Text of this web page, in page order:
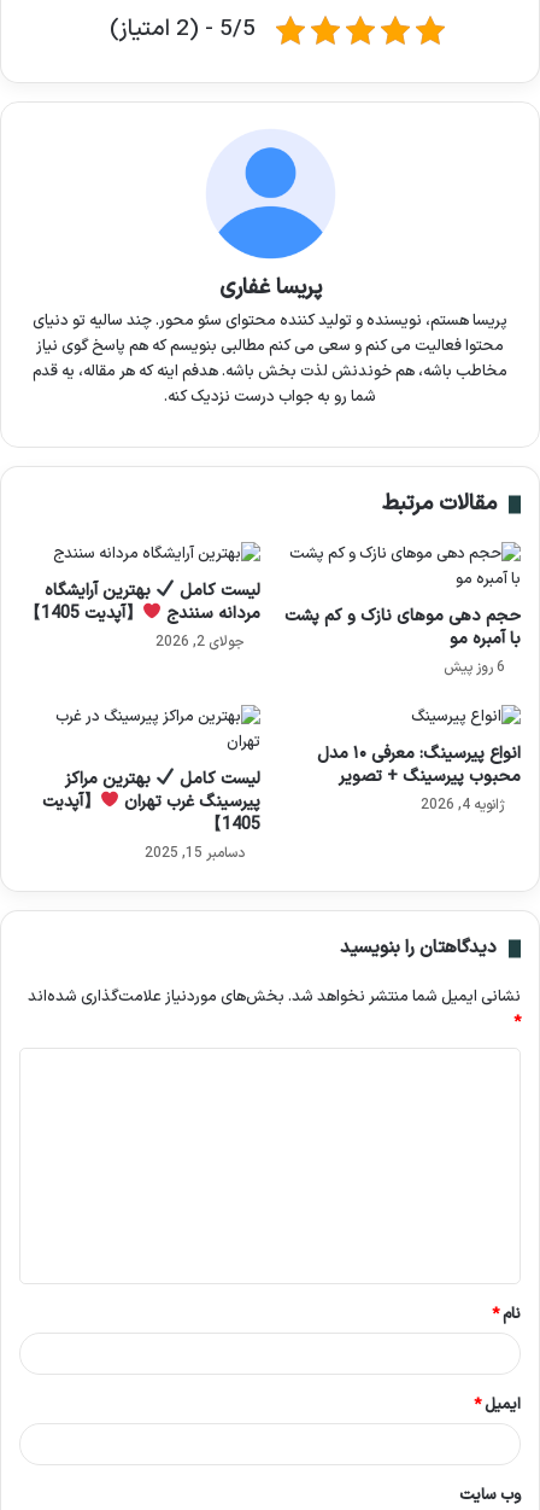
5/5 - (2 امتیاز)
پریسا غفاری
پریسا هستم، نویسنده و تولید کننده محتوای سئو محور. چند سالیه تو دنیای
محتوا فعالیت می‌ کنم و سعی می‌ کنم مطالبی بنویسم که هم پاسخ‌ گوی نیاز
مخاطب باشه، هم خوندنش لذت‌ بخش باشه. هدفم اینه که هر مقاله، یه قدم
شما رو به جواب درست نزدیک‌ کنه.
مقالات مرتبط
حجم دهی موهای نازک و کم‌ پشت
با آمبره مو
6 روز پیش
لیست کامل
بهترین آرایشگاه
مردانه سنندج
【آپدیت 1405】
جولای 2, 2026
انواع پیرسینگ: معرفی ۱۰ مدل
محبوب پیرسینگ + تصویر
ژانویه 4, 2026
لیست کامل
بهترین مراکز
پیرسینگ غرب تهران
【آپدیت
1405】
دسامبر 15, 2025
دیدگاهتان را بنویسید
نشانی ایمیل شما منتشر نخواهد شد. بخش‌های موردنیاز علامت‌گذاری شده‌اند
*
*
نام*
ایمیل*
وب‌ سایت